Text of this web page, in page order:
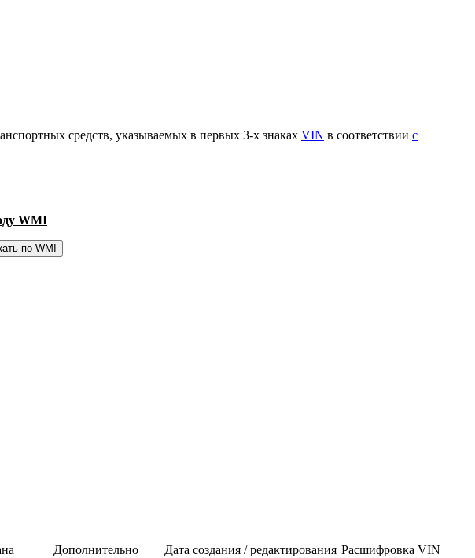
средств, указываемых в первых 3-х знаках VIN в соответствии с
WMI
Дополнительно Дата создания / редактирования Расшифровка VIN